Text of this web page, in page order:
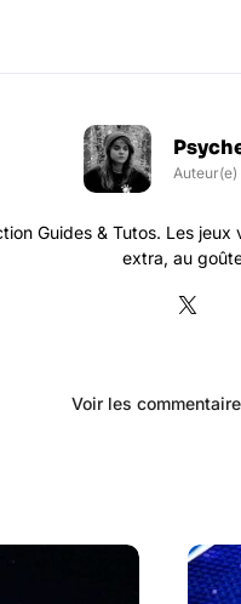
Auteur(e)
Guides & Tutos. Les
extra, au
Voir les